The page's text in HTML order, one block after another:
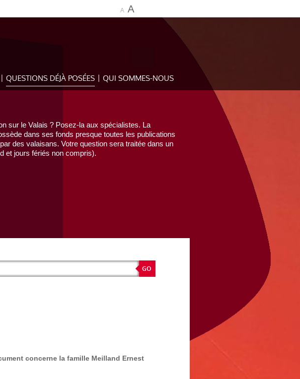
A A
QUESTIONS DÉJÀ POSÉES QUI SOMMES-NOUS
sur le Valais ? Posez-la aux spécialistes. La
dans ses fonds presque toutes les publications
des valaisans. Votre question sera traitée dans un
et jours fériés non compris).
concerne la famille Meilland Ernest